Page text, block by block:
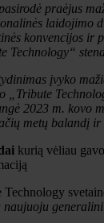
praėjus
laidojimo
konvencijos ir
Technology“
įvyko
„Tribute
2023 m. kovo
metų balandį ir
kurią vėliau
Technology
naujuoju